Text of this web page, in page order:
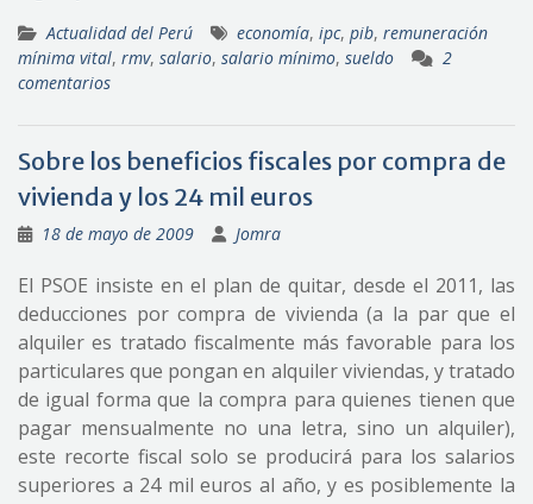
Actualidad del Perú economía, ipc, pib, remuneración
mínima vital, rmv, salario, salario mínimo, sueldo
2
comentarios
Sobre los beneficios fiscales por compra de
vivienda y los 24 mil euros
18 de mayo de 2009 Jomra
El PSOE insiste en el plan de quitar, desde el 2011, las
deducciones por compra de vivienda (a la par que el
alquiler es tratado fiscalmente más favorable para los
particulares que pongan en alquiler viviendas, y tratado
de igual forma que la compra para quienes tienen que
pagar mensualmente no una letra, sino un alquiler),
este recorte fiscal solo se producirá para los salarios
superiores a 24 mil euros al año, y es posiblemente la